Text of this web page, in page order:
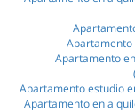
Apartamento
Apartamento
Apartamento estudio
Apartamento en